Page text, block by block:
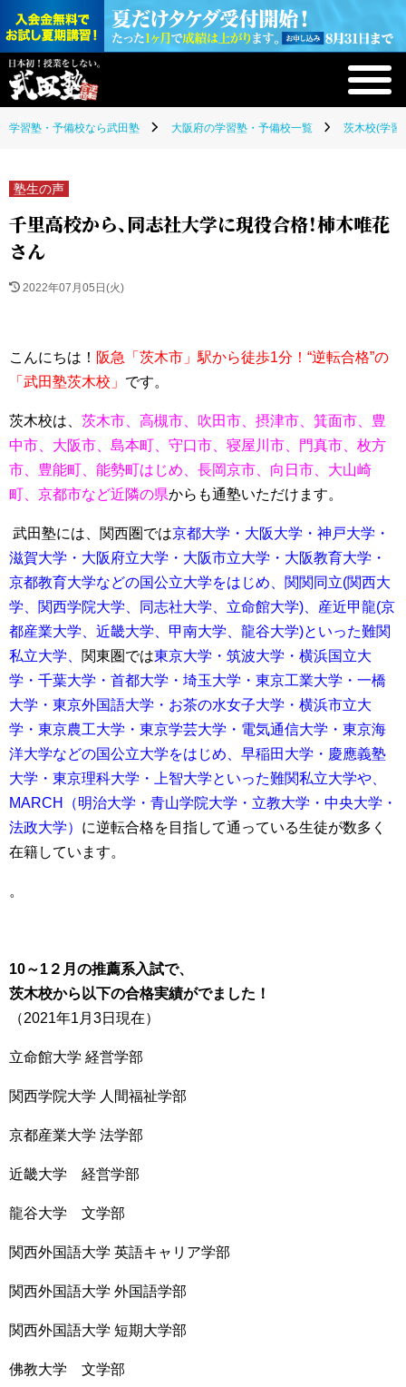
学習塾・予備校なら武田塾 大阪府の学習塾・予備校一覧 茨木校(学習
塾生の声
千里高校から、同志社大学に現役合格！柿木唯花
さん
2022年07月05日(火)
こんにちは！ 阪急「茨木市」駅から徒歩1分！“逆転合格”の
「武田塾茨木校」 です。
茨木校は、 茨木市、高槻市、吹田市、摂津市、箕面市、豊
中市、大阪市、島本町、守口市、寝屋川市、門真市、枚方
市、豊能町、能勢町はじめ、長岡京市、向日市、大山崎
町、京都市など近隣の県からも通塾いただけます。
武田塾には、関西圏では京都大学・大阪大学・神戸大学・
滋賀大学・大阪府立大学・大阪市立大学・大阪教育大学・
京都教育大学などの国公立大学をはじめ、関関同立(関西大
学、関西学院大学、同志社大学、立命館大学)、産近甲龍(京
都産業大学、近畿大学、甲南大学、龍谷大学)といった難関
私立大学、 関東圏では東京大学・筑波大学・横浜国立大
学・千葉大学・首都大学・埼玉大学・ 東京工業大学・一橋
大学・東京外国語大学・お茶の水女子大学・横浜市立大
学・東京農工大学・東京学芸大学・電気通信大学・東京海
洋大学などの国公立大学をはじめ、 早稲田大学・慶應義塾
大学・東京理科大学・上智大学といった難関私立大学や、
MARCH（明治大学・青山学院大学・立教大学・中央大学・
法政大学） に逆転合格を目指して通っている生徒が数多く
在籍しています。
。
10～1２月の推薦系入試で、
茨木校から以下の合格実績がでました！
（2021年1月3日現在）
立命館大学 経営学部
関西学院大学 人間福祉学部
京都産業大学 法学部
近畿大学 経営学部
龍谷大学 文学部
関西外国語大学 英語キャリア学部
関西外国語大学 外国語学部
関西外国語大学 短期大学部
佛教大学 文学部